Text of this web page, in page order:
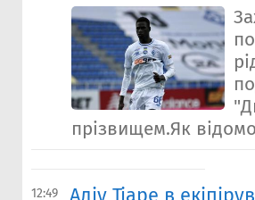
прізвищем.Як
12:49